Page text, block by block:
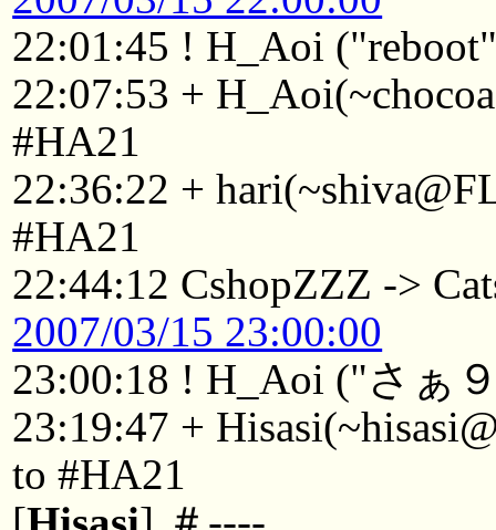
22:01:45 ! H_Aoi
22:07:53 +
#HA21
22:36:22 +
#HA21
22:44:12 CshopZZZ ->
2007/03/15 23:00:00
23:00:18 ! H_Aoi ("さぁ
23:19:47 +
to #HA21